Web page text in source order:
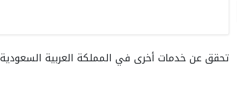
تحقق عن خدمات أخرى في المملكة العربية السعودية